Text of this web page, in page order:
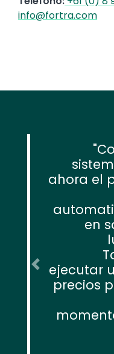
info@fortra.com
ahora el
en
ejecutar
precios
Previous